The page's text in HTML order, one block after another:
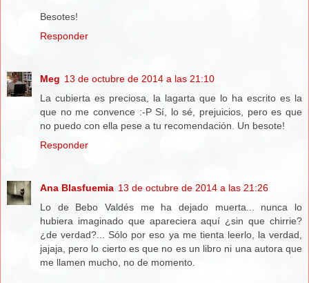
Besotes!
Responder
Meg 13 de octubre de 2014 a las 21:10
La cubierta es preciosa, la lagarta que lo ha escrito es la
que no me convence :-P Sí, lo sé, prejuicios, pero es que
no puedo con ella pese a tu recomendación. Un besote!
Responder
Ana Blasfuemia 13 de octubre de 2014 a las 21:26
Lo de Bebo Valdés me ha dejado muerta... nunca lo
hubiera imaginado que apareciera aquí ¿sin que chirrie?
¿de verdad?... Sólo por eso ya me tienta leerlo, la verdad,
jajaja, pero lo cierto es que no es un libro ni una autora que
me llamen mucho, no de momento.